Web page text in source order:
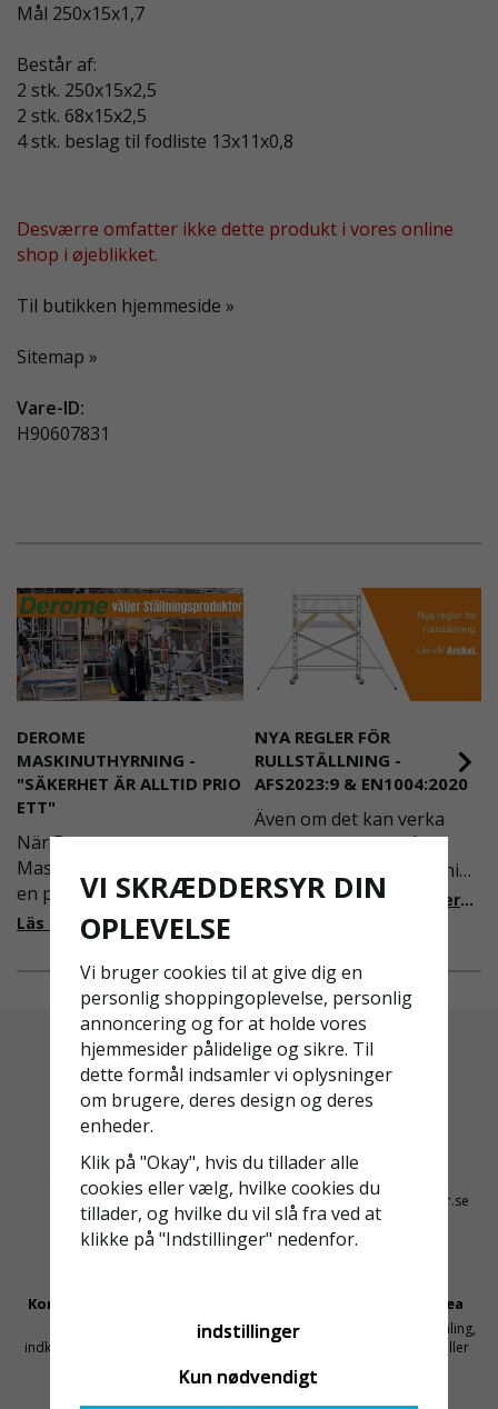
Mål 250x15x1,7
Består af:
2 stk. 250x15x2,5
2 stk. 68x15x2,5
4 stk. beslag til fodliste 13x11x0,8
Desværre omfatter ikke dette produkt i vores online
shop i øjeblikket.
Til butikken hjemmeside »
Sitemap »
Vare-ID:
H90607831
DEROME
MASKINUTHYRNING -
"SÄKERHET ÄR ALLTID PRIO
ETT"
När Derome
Maskinuthyrning behövde
en pålitlig partner inom
fallskydd och
säkerhetslösningar föll
valet på
Ställningsprodukter.se.
Med daglig verksamhet på
hög höjd är det avgörande
för dem att samarbeta
med en leverantör som
både har rätt produkter
Läs mer om varför Derome väljer oss
NYA REGLER FÖR
RULLSTÄLLNING -
AFS2023:9 & EN1004:2020
Även om det kan verka
högst osannolikt så är
våra regler för rullställning
i Sverige slappare än de
ändring på. Från och med
2025 träder nya
föreskrifter i kraft i
Sverige gällande
rullställningar, med s
Läs mer om de nya reglerna!
Altid Hurtig Levering
1-3 dages leveringstid på
lagervarer
Kyndig Support
+46 31 20 92 07
kontakt@stallningsprodukter.se
Konkurrencedygtige Priser
Få mellemled og store
indkøbsvolumener holder prisen
Sikker Betaling Med Svea
Sikre betalinger med kortbetaling,
MobilePay, faktura, leasing eller
VI SKRÆDDERSYR DIN
OPLEVELSE
Vi bruger cookies til at give dig en
personlig shoppingoplevelse, personlig
annoncering og for at holde vores
hjemmesider pålidelige og sikre. Til
dette formål indsamler vi oplysninger
om brugere, deres design og deres
enheder.
Klik på "Okay", hvis du tillader alle
cookies eller vælg, hvilke cookies du
tillader, og hvilke du vil slå fra ved at
klikke på "Indstillinger" nedenfor.
indstillinger
Kun nødvendigt